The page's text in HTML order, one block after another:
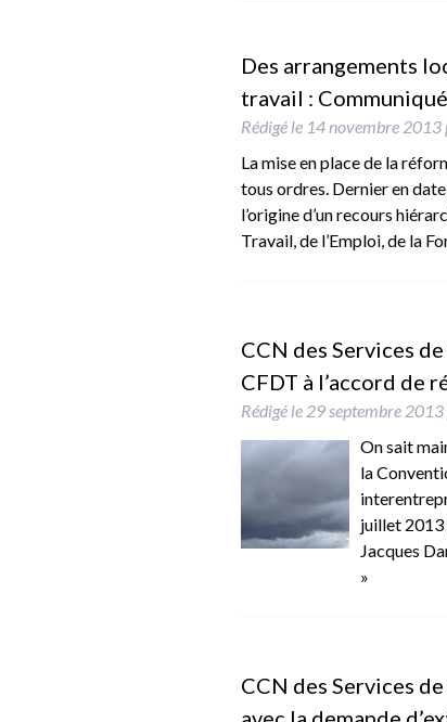
Des arrangements
travail :
Rédigé le 14 novembre 2013
La mise en place de la
tous ordres. Dernier en
l’origine d’un recours
Travail, de l’Emploi, de la
CCN des Services
CFDT à l’accord de
Rédigé le 29 septembre 2013
On sait
la
juillet 2013
Jacques
»
CCN des Services